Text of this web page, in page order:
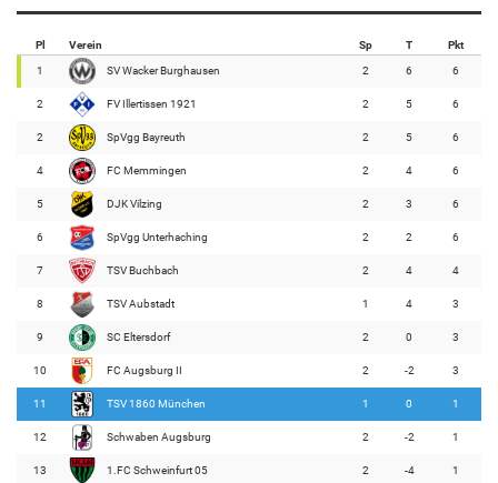
Pl Verein Sp T Pkt
1 SV Wacker Burghausen 2 6 6
2 FV Illertissen 1921 2 5 6
2 SpVgg Bayreuth 2 5 6
4 FC Memmingen 2 4 6
5 DJK Vilzing 2 3 6
6 SpVgg Unterhaching 2 2 6
7 TSV Buchbach 2 4 4
8 TSV Aubstadt 1 4 3
9 SC Eltersdorf 2 0 3
10 FC Augsburg II 2 -2 3
11 TSV 1860 München 1 0 1
12 Schwaben Augsburg 2 -2 1
13 1.FC Schweinfurt 05 2 -4 1